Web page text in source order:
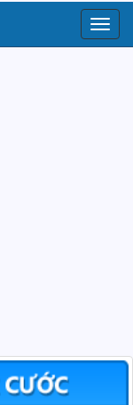
Toggle